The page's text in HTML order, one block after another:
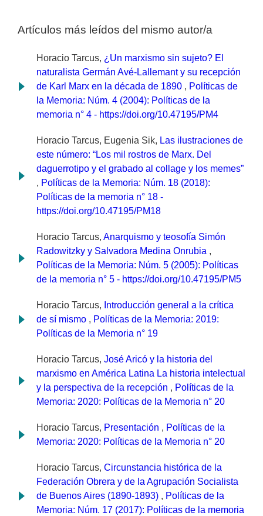
Artículos más leídos del mismo autor/a
Horacio Tarcus, ¿Un marxismo sin sujeto? El
naturalista Germán Avé-Lallemant y su recepción
de Karl Marx en la década de 1890 , Políticas de
la Memoria: Núm. 4 (2004): Políticas de la
memoria n° 4 - https://doi.org/10.47195/PM4
Horacio Tarcus, Eugenia Sik, Las ilustraciones de
este número: “Los mil rostros de Marx. Del
daguerrotipo y el grabado al collage y los memes”
, Políticas de la Memoria: Núm. 18 (2018):
Políticas de la memoria n° 18 -
https://doi.org/10.47195/PM18
Horacio Tarcus, Anarquismo y teosofía Simón
Radowitzky y Salvadora Medina Onrubia ,
Políticas de la Memoria: Núm. 5 (2005): Políticas
de la memoria n° 5 - https://doi.org/10.47195/PM5
Horacio Tarcus, Introducción general a la crítica
de sí mismo , Políticas de la Memoria: 2019:
Políticas de la Memoria n° 19
Horacio Tarcus, José Aricó y la historia del
marxismo en América Latina La historia intelectual
y la perspectiva de la recepción , Políticas de la
Memoria: 2020: Políticas de la Memoria n° 20
Horacio Tarcus, Presentación , Políticas de la
Memoria: 2020: Políticas de la Memoria n° 20
Horacio Tarcus, Circunstancia histórica de la
Federación Obrera y de la Agrupación Socialista
de Buenos Aires (1890-1893) , Políticas de la
Memoria: Núm. 17 (2017): Políticas de la memoria